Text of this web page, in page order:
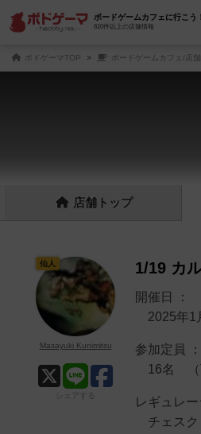
ボードゲームカフェに行こう！
610件以上の店舗情報
ボドゲーマTOP ボードゲームカフェ/店舗
店舗 トップ
1/19 カ
開催日 ：
2025年1
参加定員 ：
16名 （
レギュレー
チェスク
仙人
Masayuki Kunimitsu
シェアする